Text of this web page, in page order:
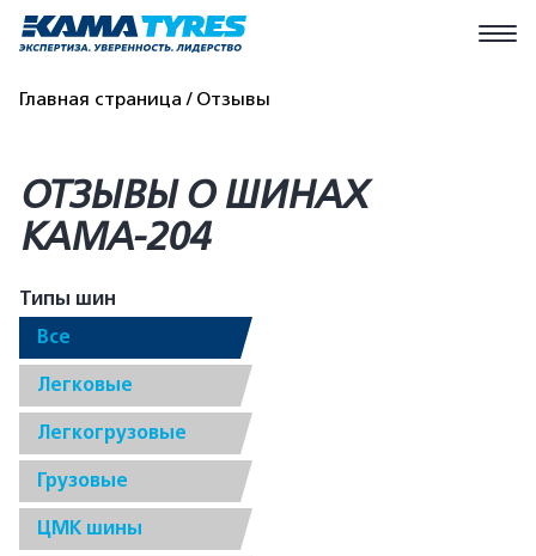
Главная страница Отзывы
ОТЗЫВЫ О ШИНАХ
КАМА-204
Типы шин
Все
Легковые
Легкогрузовые
Грузовые
ЦМК шины